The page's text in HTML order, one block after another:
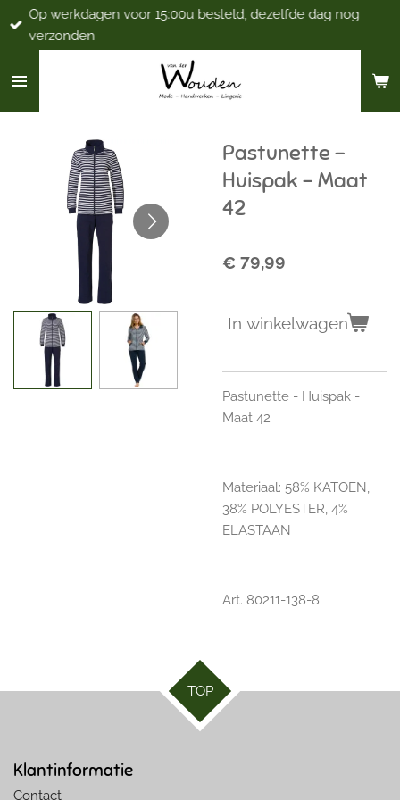
Ga
direct
de
Op werkdagen voor 15:00u besteld, dezelfde dag nog
verzonden
Pastunette -
Huispak - Maat
42
€ 79,99
In winkelwagen
Pastunette - Huispak -
Maat 42
Materiaal: 58% KATOEN,
38% POLYESTER, 4%
ELASTAAN
Art. 80211-138-8
TOP
Klantinformatie
Contact